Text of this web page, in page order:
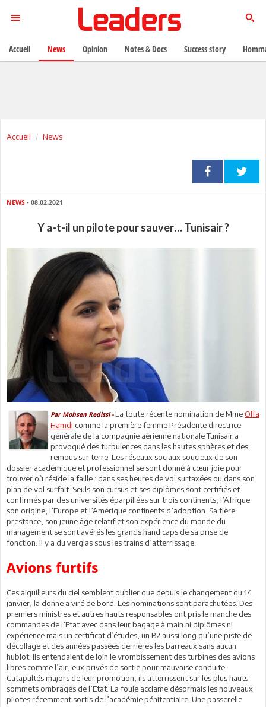
Accueil News
NEWS - 08.02.2021
Y a-t-il un pilote pour sauver… Tunisair ?
Par Mohsen Redissi - La toute récente nomination de MmeOlfa
Hamdi comme la première femme Présidente directrice
générale de la compagnie aérienne nationale Tunisair a
provoqué des turbulences dans les hautes sphères et des
remous sur terre. Les réseaux sociaux soucieux de son
dossier académique et professionnel se sont donné à cœur joie pour
trouver où réside la faille : dans ses heures de vol surtaxées ou dans son
plan de vol surfait. Seuls son cursus et ses diplômes sont certifiés et
confirmés par des universités éparpillées sur trois continents, l’Afrique
son origine, l’Europe et l’Amérique continents d’adoption. Sa fière
prestance, son jeune âge relatif et son expérience du monde du
management se sont avérés les grands handicaps de sa prise de
fonction. Il y a du verglas sous les trains d’atterrissage.
Avions furtifs
Ces aiguilleurs du ciel semblent oublier que depuis le changement du 14
janvier, la donne a viré de bord. Les nominations sont parachutées. Des
premiers ministres et autres hauts responsables ont pris le manche des
commandes de l’Etat avec dans leur bagage à main ni diplômes ni
expérience mais un certificat d’études, un B2 aussi long qu’une piste de
décollage et des années passées derrières les barreaux sans aucun
hublot. Ils entendaient de loin le vrombissement des turbines des avions
libres comme l’air, eux privés de sortie pour mauvaise conduite.
Catapultés majors de leur promotion, ils atterrissent sur les plus hauts
sommets ombragés de l’Etat. La foule acclame désormais les nouveaux
pilotes récemment sortis de l’académie pénitentiaire. Une passerelle
Accueil News Opinion Notes & Docs Success story